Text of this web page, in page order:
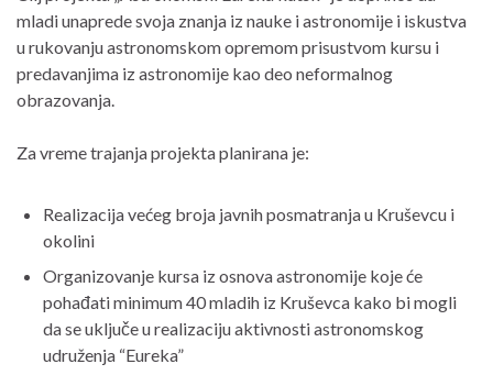
mladi unaprede svoja znanja iz nauke i astronomije i iskustva
u rukovanju astronomskom opremom prisustvom kursu i
predavanjima iz astronomije kao deo neformalnog
obrazovanja.
Za vreme trajanja projekta planirana je:
Realizacija većeg broja javnih posmatranja u Kruševcu i
okolini
Organizovanje kursa iz osnova astronomije koje će
pohađati minimum 40 mladih iz Kruševca kako bi mogli
da se uključe u realizaciju aktivnosti astronomskog
udruženja “Eureka”